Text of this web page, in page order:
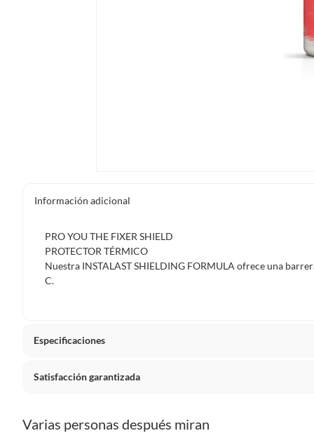
Información adicional
PRO YOU THE FIXER SHIELD
PROTECTOR TÉRMICO
Nuestra INSTALAST SHIELDING FORMULA ofrece una
C.
Especificaciones
Condición del cabello
País de origen
Satisfacción garantizada
Sin embargo, tenemos categorías que cuentan con plazos
Varias personas después miran